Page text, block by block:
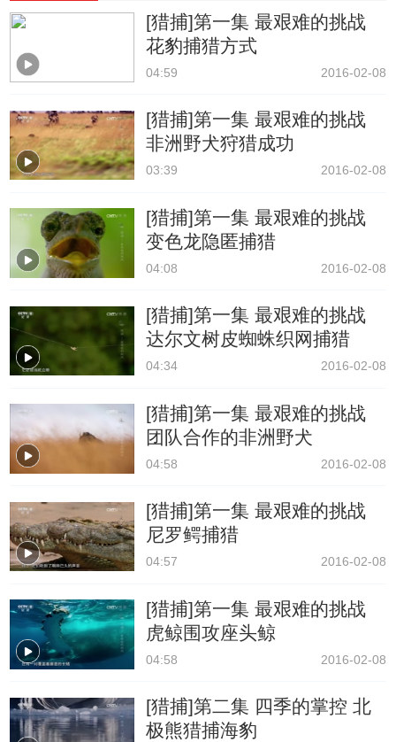
[猎捕]第一集 最艰难的挑战
花豹捕猎方式
04:59 2016-02-08
[猎捕]第一集 最艰难的挑战
非洲野犬狩猎成功
03:39 2016-02-08
[猎捕]第一集 最艰难的挑战
变色龙隐匿捕猎
04:08 2016-02-08
[猎捕]第一集 最艰难的挑战
达尔文树皮蜘蛛织网捕猎
04:34 2016-02-08
[猎捕]第一集 最艰难的挑战
团队合作的非洲野犬
04:58 2016-02-08
[猎捕]第一集 最艰难的挑战
尼罗鳄捕猎
04:57 2016-02-08
[猎捕]第一集 最艰难的挑战
虎鲸围攻座头鲸
04:58 2016-02-08
[猎捕]第二集 四季的掌控 北
极熊猎捕海豹